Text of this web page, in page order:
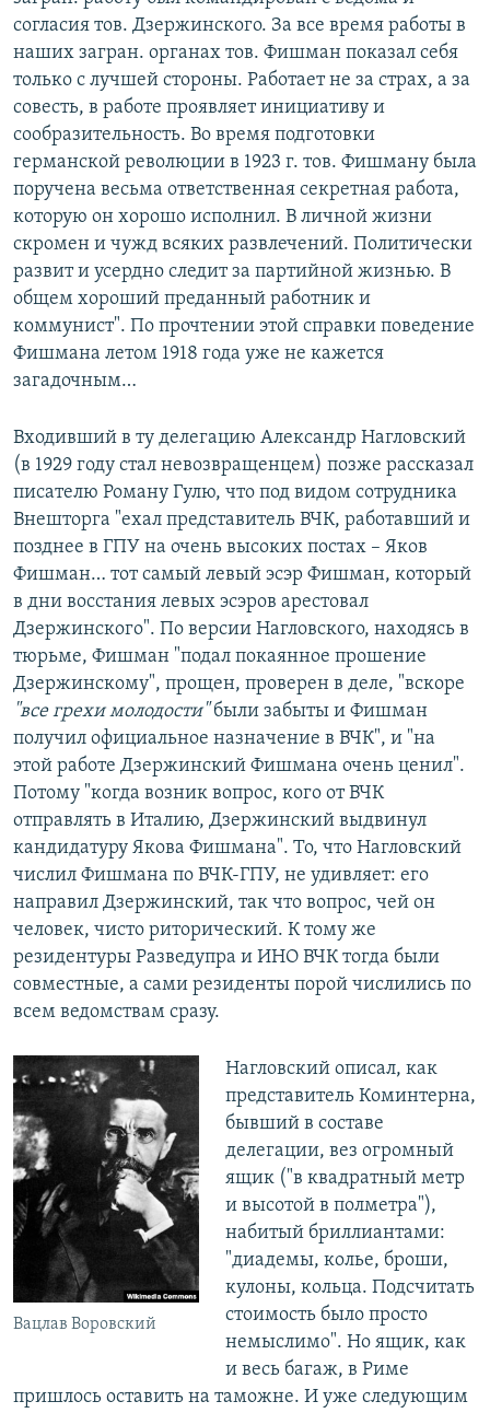
согласия тов. Дзержинского. За все время работы в
наших загран. органах тов. Фишман показал себя
только с лучшей стороны. Работает не за страх, а за
совесть, в работе проявляет инициативу и
сообразительность. Во время подготовки
германской революции в 1923 г. тов. Фишману была
поручена весьма ответственная секретная работа,
которую он хорошо исполнил. В личной жизни
скромен и чужд всяких развлечений. Политически
развит и усердно следит за партийной жизнью. В
общем хороший преданный работник и
коммунист". По прочтении этой справки поведение
Фишмана летом 1918 года уже не кажется
загадочным…
Входивший в ту делегацию Александр Нагловский
(в 1929 году стал невозвращенцем) позже рассказал
писателю Роману Гулю, что под видом сотрудника
Внешторга "ехал представитель ВЧК, работавший и
позднее в ГПУ на очень высоких постах – Яков
Фишман… тот самый левый эсэр Фишман, который
в дни восстания левых эсэров арестовал
Дзержинского". По версии Нагловского, находясь в
тюрьме, Фишман "подал покаянное прошение
Дзержинскому", прощен, проверен в деле, "вскоре
"все грехи молодости"были забыты и Фишман
получил официальное назначение в ВЧК", и "на
этой работе Дзержинский Фишмана очень ценил".
Потому "когда возник вопрос, кого от ВЧК
отправлять в Италию, Дзержинский выдвинул
кандидатуру Якова Фишмана". То, что Нагловский
числил Фишмана по ВЧК-ГПУ, не удивляет: его
направил Дзержинский, так что вопрос, чей он
человек, чисто риторический. К тому же
резидентуры Разведупра и ИНО ВЧК тогда были
совместные, а сами резиденты порой числились по
всем ведомствам сразу.
Вацлав Воровский
Нагловский описал, как
представитель Коминтерна,
бывший в составе
делегации, вез огромный
ящик ("в квадратный метр
и высотой в полметра"),
набитый бриллиантами:
"диадемы, колье, броши,
кулоны, кольца. Подсчитать
стоимость было просто
немыслимо". Но ящик, как
и весь багаж, в Риме
пришлось оставить на таможне. И уже следующим